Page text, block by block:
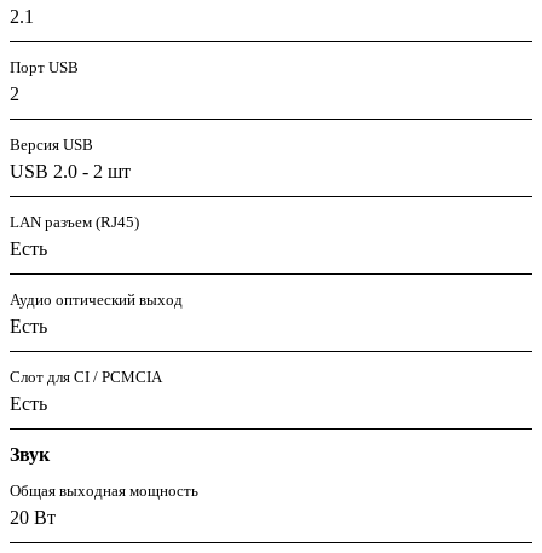
2.1
Порт USB
2
Версия USB
USB 2.0 - 2 шт
LAN разъем (RJ45)
Есть
Аудио оптический выход
Есть
Слот для CI / PCMCIA
Есть
Звук
Общая выходная мощность
20 Вт